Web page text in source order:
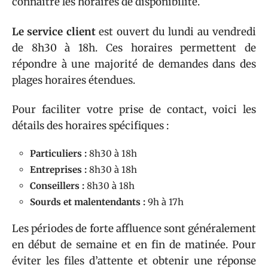
Le service clientest ouvert du lundi au vendredi
de 8h30 à 18h. Ces horaires permettent de
répondre à une majorité de demandes dans des
plages horaires étendues.
Pour faciliter votre prise de contact, voici les
détails des horaires spécifiques :
Particuliers : 8h30 à 18h
Entreprises : 8h30 à 18h
Conseillers : 8h30 à 18h
Sourds et malentendants : 9h à 17h
Les périodes de forte affluence sont généralement
en début de semaine et en fin de matinée. Pour
éviter les files d’attente et obtenir une réponse